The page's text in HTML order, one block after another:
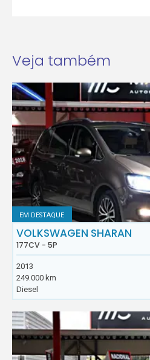
Veja também
EM DESTAQUE
VOLKSWAGEN SHARAN
177CV - 5P
2013
249.000 km
Diesel